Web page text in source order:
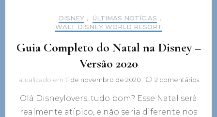
DISNEY , ÚLTIMAS NOTÍCIAS ,
WALT DISNEY WORLD RESORT
Guia Completo do Natal na Disney –
Versão 2020
atualizado em 11 de novembro de 2020 2 comentáriosem
Olá Disneylovers, tudo bom? Esse Natal será
realmente atípico, e não seria diferente nos